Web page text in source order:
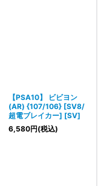
【PSA10】 ビビヨン
(AR) {107/106} [SV8/
超電ブレイカー] [SV]
6,580円(税込)